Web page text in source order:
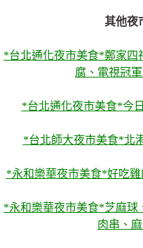
其他夜
*台北通化夜市美食*鄭家四
腐、電視冠
*台北通化夜市美食*今
*台北師大夜市美食*北
*永和樂華夜市美食*好吃
*永和樂華夜市美食*芝麻球
肉串、